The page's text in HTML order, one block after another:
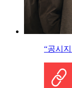
“공시